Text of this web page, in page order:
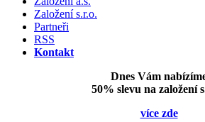
Založení s.r.o.
Partneři
RSS
Kontakt
Dnes Vám
50% slevu na založení
více zde